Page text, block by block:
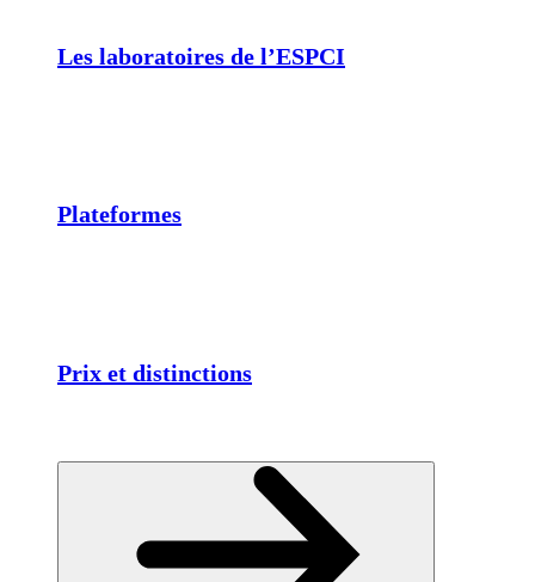
Les laboratoires de l’ESPCI
Plateformes
Prix et distinctions